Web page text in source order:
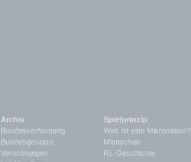
Archiv
Bundesverfassung
Bundesgesetze
Verordnungen
Spielprinzip
Was ist eine Mikronation?
Mitmachen
RL-Geschichte